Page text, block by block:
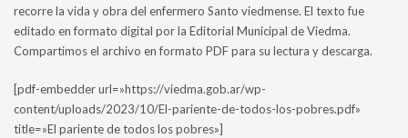
recorre la vida y obra del enfermero Santo viedmense. El texto fue
editado en formato digital por la Editorial Municipal de Viedma.
Compartimos el archivo en formato PDF para su lectura y descarga.
[pdf-embedder url=»https://viedma.gob.ar/wp-
content/uploads/2023/10/El-pariente-de-todos-los-pobres.pdf»
title=»El pariente de todos los pobres»]